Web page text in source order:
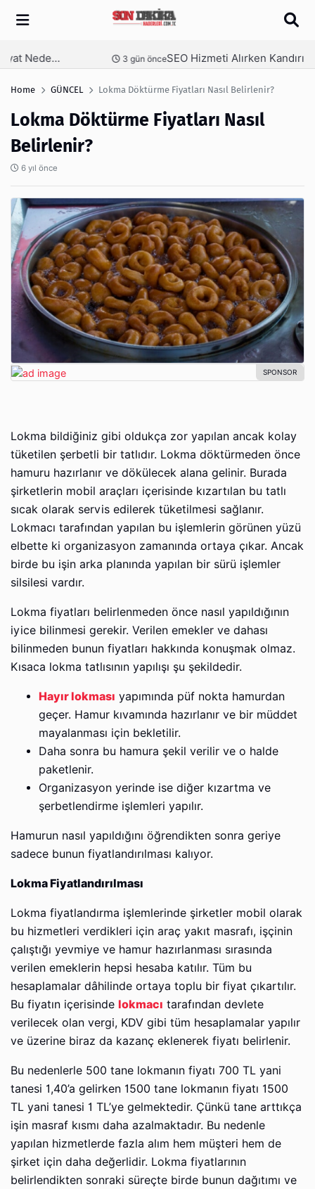
Arama
SEO Hizmeti Alırken Kandırılmamak İçin Bilinmesi Gerekenler 4 gün önce
Home GÜNCEL Lokma Döktürme Fiyatları Nasıl Belirlenir?
Lokma Döktürme Fiyatları Nasıl
Belirlenir?
6 yıl önce
Lokma bildiğiniz gibi oldukça zor yapılan ancak kolay
tüketilen şerbetli bir tatlıdır. Lokma döktürmeden önce
hamuru hazırlanır ve dökülecek alana gelinir. Burada
şirketlerin mobil araçları içerisinde kızartılan bu tatlı
sıcak olarak servis edilerek tüketilmesi sağlanır.
Lokmacı tarafından yapılan bu işlemlerin görünen yüzü
elbette ki organizasyon zamanında ortaya çıkar. Ancak
birde bu işin arka planında yapılan bir sürü işlemler
silsilesi vardır.
Lokma fiyatları belirlenmeden önce nasıl yapıldığının
iyice bilinmesi gerekir. Verilen emekler ve dahası
bilinmeden bunun fiyatları hakkında konuşmak olmaz.
Kısaca lokma tatlısının yapılışı şu şekildedir.
Hayır lokması yapımında püf nokta hamurdan
geçer. Hamur kıvamında hazırlanır ve bir müddet
mayalanması için bekletilir.
Daha sonra bu hamura şekil verilir ve o halde
paketlenir.
Organizasyon yerinde ise diğer kızartma ve
şerbetlendirme işlemleri yapılır.
Hamurun nasıl yapıldığını öğrendikten sonra geriye
sadece bunun fiyatlandırılması kalıyor.
Lokma Fiyatlandırılması
Lokma fiyatlandırma işlemlerinde şirketler mobil olarak
bu hizmetleri verdikleri için araç yakıt masrafı, işçinin
çalıştığı yevmiye ve hamur hazırlanması sırasında
verilen emeklerin hepsi hesaba katılır. Tüm bu
hesaplamalar dâhilinde ortaya toplu bir fiyat çıkartılır.
Bu fiyatın içerisinde lokmacı tarafından devlete
verilecek olan vergi, KDV gibi tüm hesaplamalar yapılır
ve üzerine biraz da kazanç eklenerek fiyatı belirlenir.
Bu nedenlerle 500 tane lokmanın fiyatı 700 TL yani
tanesi 1,40’a gelirken 1500 tane lokmanın fiyatı 1500
TL yani tanesi 1 TL’ye gelmektedir. Çünkü tane arttıkça
işin masraf kısmı daha azalmaktadır. Bu nedenle
yapılan hizmetlerde fazla alım hem müşteri hem de
şirket için daha değerlidir. Lokma fiyatlarının
belirlendikten sonraki süreçte birde bunun dağıtımı ve